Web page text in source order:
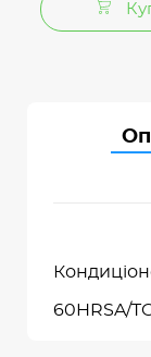
60HRSA/